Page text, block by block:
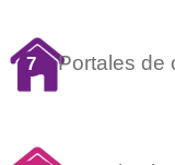
7 Portales de